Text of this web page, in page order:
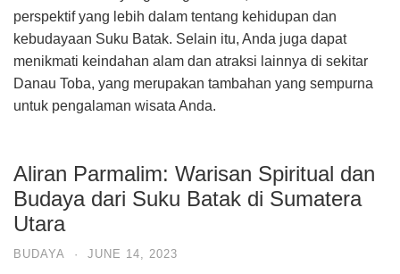
perspektif yang lebih dalam tentang kehidupan dan
kebudayaan Suku Batak. Selain itu, Anda juga dapat
menikmati keindahan alam dan atraksi lainnya di sekitar
Danau Toba, yang merupakan tambahan yang sempurna
untuk pengalaman wisata Anda.
Aliran Parmalim: Warisan Spiritual dan
Budaya dari Suku Batak di Sumatera
Utara
BUDAYA · JUNE 14, 2023